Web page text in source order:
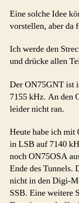
Eine solche Idee
vorstellen, aber da
Ich werde den
und drücke allen
Der ON75GNT ist
7155 kHz. An den
leider nicht ran.
Heute habe ich
in LSB auf 7140
noch ON75OSA
Ende des Tunnels.
nicht in den Digi-
SSB. Eine weitere